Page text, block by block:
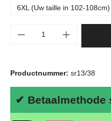
6XL (Uw taille in 102-108cm)
Productnummer: sr13/38
✔ Betaalmethode